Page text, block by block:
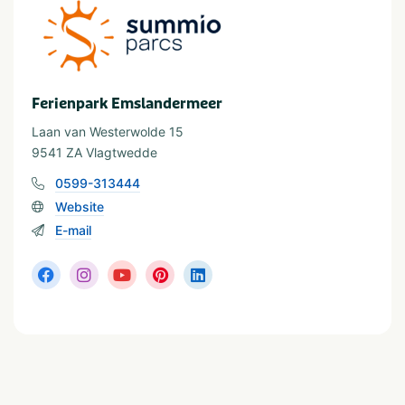
Groningen
In der Nähe
Dierentuin
Fietsroutes
Golfbaan
Wassersport
Visvijver
Ferienpark Emslandermeer
Laan van Westerwolde 15
9541 ZA Vlagtwedde
0599-313444
Website
E-mail